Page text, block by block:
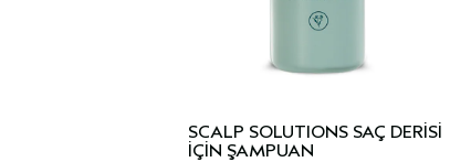
SCALP SOLUTIONS SAÇ DERİSİ
İÇİN ŞAMPUAN